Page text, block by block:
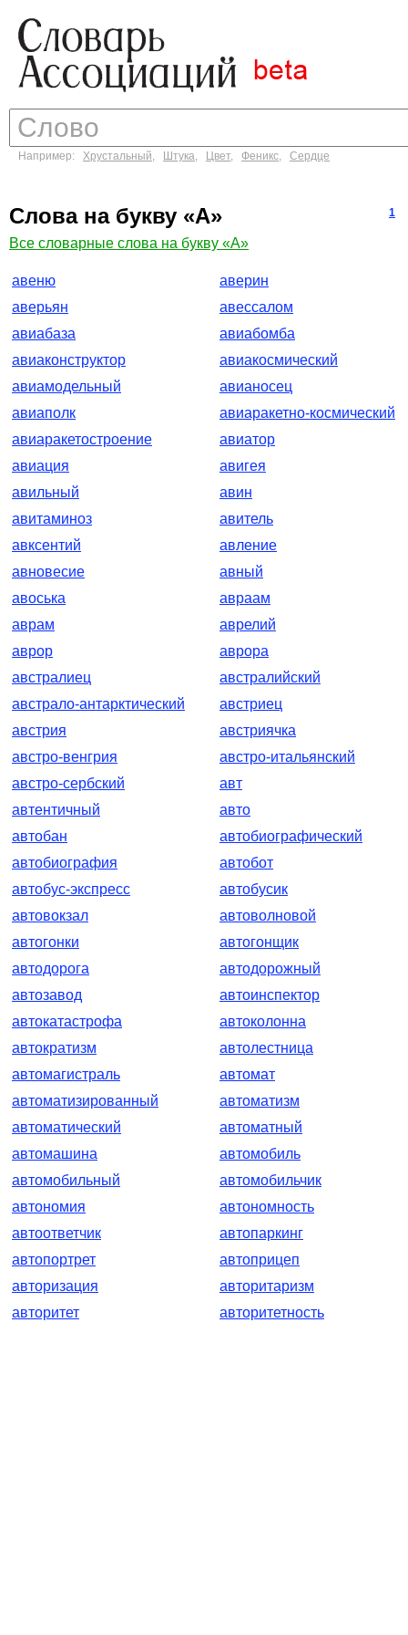
Например: Хрустальный, Штука, Цвет, Феникс, Сердце
Слова на букву «А» 1
Все словарные слова на букву «А»
авеню
аверин
аверьян
авессалом
авиабаза
авиабомба
авиаконструктор
авиакосмический
авиамодельный
авианосец
авиаполк
авиаракетно-космический
авиаракетостроение
авиатор
авиация
авигея
авильный
авин
авитаминоз
авитель
авксентий
авление
авновесие
авный
авоська
авраам
аврам
аврелий
аврор
аврора
австралиец
австралийский
австрало-антарктический
австриец
австрия
австриячка
австро-венгрия
австро-итальянский
австро-сербский
авт
автентичный
авто
автобан
автобиографический
автобиография
автобот
автобус-экспресс
автобусик
автовокзал
автоволновой
автогонки
автогонщик
автодорога
автодорожный
автозавод
автоинспектор
автокатастрофа
автоколонна
автократизм
автолестница
автомагистраль
автомат
автоматизированный
автоматизм
автоматический
автоматный
автомашина
автомобиль
автомобильный
автомобильчик
автономия
автономность
автоответчик
автопаркинг
автопортрет
автоприцеп
авторизация
авторитаризм
авторитет
авторитетность